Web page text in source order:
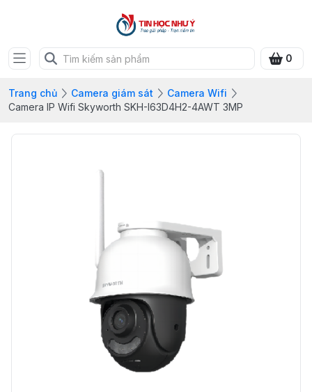
0
Trang chủ Camera giám sát
Camera Wifi
Camera IP Wifi Skyworth SKH-I63D4H2-4AWT 3MP